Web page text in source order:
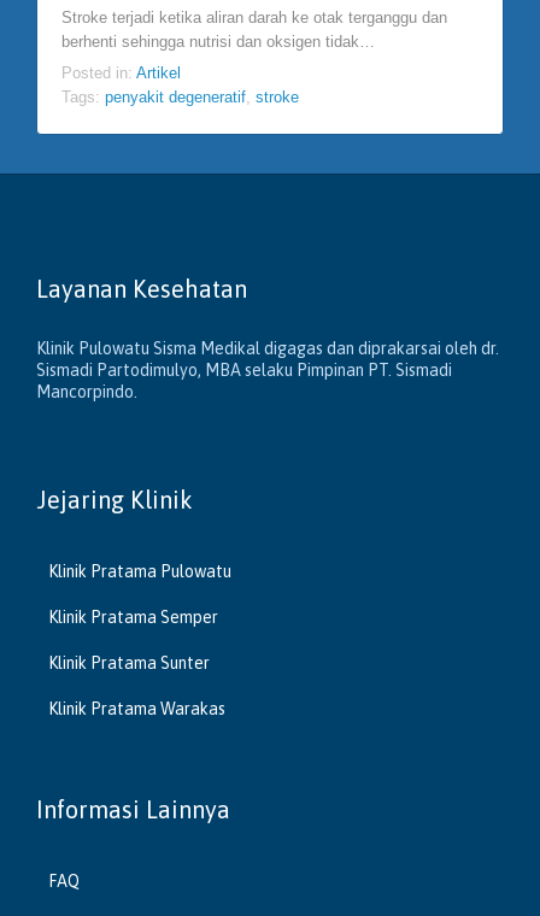
Stroke terjadi ketika aliran darah ke otak terganggu dan
berhenti sehingga nutrisi dan oksigen tidak…
Posted in: Artikel
Tags: penyakit degeneratif, stroke
Layanan Kesehatan
Klinik Pulowatu Sisma Medikal digagas dan diprakarsai oleh dr.
Sismadi Partodimulyo, MBA selaku Pimpinan PT. Sismadi
Mancorpindo.
Jejaring Klinik
Klinik Pratama Pulowatu
Klinik Pratama Semper
Klinik Pratama Sunter
Klinik Pratama Warakas
Informasi Lainnya
FAQ